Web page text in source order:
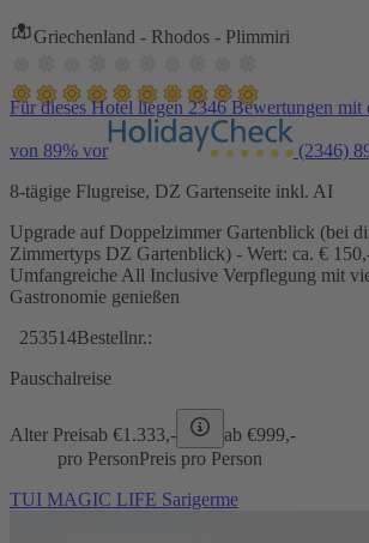
Griechenland - Rhodos - Plimmiri
Für dieses Hotel liegen 2346 Bewertungen mit
von 89% vor (2346)
8-tägige Flugreise, DZ Gartenseite inkl. AI
Upgrade auf Doppelzimmer Gartenblick (bei
Zimmertyps DZ Gartenblick) - Wert: ca. €
Umfangreiche All Inclusive Verpflegung mit
Gastronomie genießen
253514Bestellnr.:
Pauschalreise
Alter Preisab €1.333,- ab €999,-
pro PersonPreis pro Person
TUI MAGIC LIFE Sarigerme